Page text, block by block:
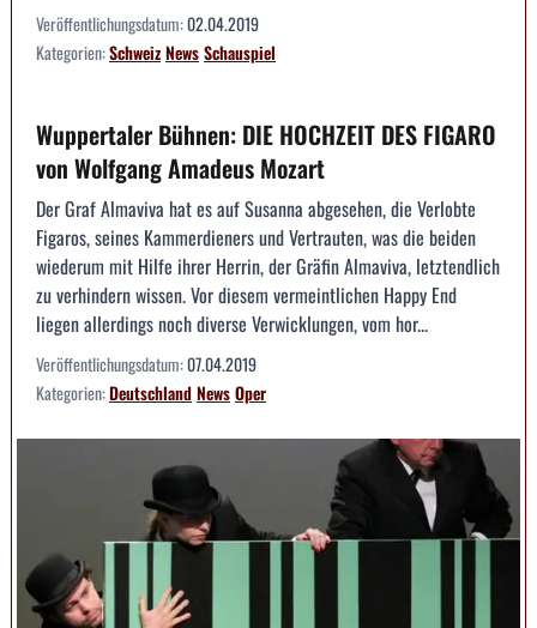
Veröffentlichungsdatum:02.04.2019
Kategorien:SchweizNewsSchauspiel
Wuppertaler Bühnen: DIE HOCHZEIT DES FIGARO
von Wolfgang Amadeus Mozart
Der Graf Almaviva hat es auf Susanna abgesehen, die Verlobte
Figaros, seines Kammerdieners und Vertrauten, was die beiden
wiederum mit Hilfe ihrer Herrin, der Gräfin Almaviva, letztendlich
zu verhindern wissen. Vor diesem vermeintlichen Happy End
liegen allerdings noch diverse Verwicklungen, vom hor...
Veröffentlichungsdatum:07.04.2019
Kategorien:DeutschlandNewsOper